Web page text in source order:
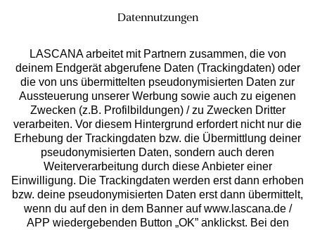
Services
Beratung
Über uns
Rechtliches
Datennutzungen
LASCANA arbeitet mit Partnern zusammen, die von
deinem Endgerät abgerufene Daten (Trackingdaten) oder
die von uns übermittelten pseudonymisierten Daten zur
Aussteuerung unserer Werbung sowie auch zu eigenen
Zwecken (z.B. Profilbildungen) / zu Zwecken Dritter
verarbeiten. Vor diesem Hintergrund erfordert nicht nur die
Erhebung der Trackingdaten bzw. die Übermittlung deiner
pseudonymisierten Daten, sondern auch deren
Weiterverarbeitung durch diese Anbieter einer
Einwilligung. Die Trackingdaten werden erst dann erhoben
bzw. deine pseudonymisierten Daten erst dann übermittelt,
wenn du auf den in dem Banner auf www.lascana.de /
APP wiedergebenden Button „OK” anklickst. Bei den